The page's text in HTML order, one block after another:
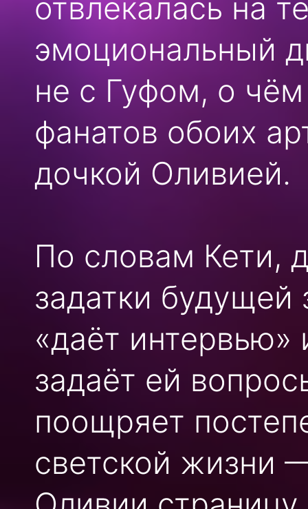
отвлекалась на
эмоциональный
не с Гуфом, о
фанатов обоих
дочкой Оливией.
По словам Кети,
задатки будущей
«даёт интервью»
задаёт ей
поощряет
светской жизни